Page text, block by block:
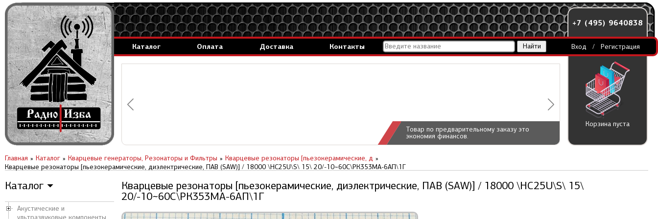
Каталог Оплата Доставка Контакты
генераторы.
за 1 день.
Товар по предварительному заказу это
экономия финансов.
+7 (495) 9640838
Вход / Регистрация
Корзина пуста
Каталог ▼
Акустические и
ультразвуковые компоненты
Кварцевые резонаторы [пьезокерамические, диэлектрические, ПАВ (SAW)] / 18000 \HC25U\S\ 15\
20/-10~60C\РК353МА-6АП\1Г
Главная Каталог Кварцевые генераторы, Резонаторы и Фильтры
Кварцевые резонаторы [пьезокерамические, д
Кварцевые резонаторы [пьезокерамические, диэлектрические, ПАВ (SAW)] / 18000 \HC25U\S\ 15\ 20/-10~60C\РК353МА-6АП\1Г